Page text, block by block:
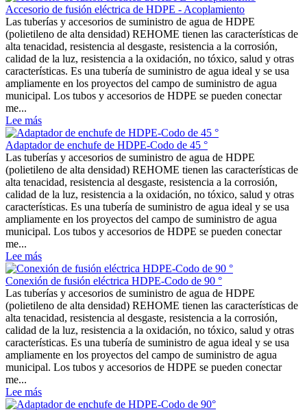
Accesorio de fusión eléctrica de HDPE - Acoplamiento
Las tuberías y accesorios de suministro de agua de HDPE
(polietileno de alta densidad) REHOME tienen las características de
alta tenacidad, resistencia al desgaste, resistencia a la corrosión,
calidad de la luz, resistencia a la oxidación, no tóxico, salud y otras
características. Es una tubería de suministro de agua ideal y se usa
ampliamente en los proyectos del campo de suministro de agua
municipal. Los tubos y accesorios de HDPE se pueden conectar
me...
Lee más
Adaptador de enchufe de HDPE-Codo de 45 °
Las tuberías y accesorios de suministro de agua de HDPE
(polietileno de alta densidad) REHOME tienen las características de
alta tenacidad, resistencia al desgaste, resistencia a la corrosión,
calidad de la luz, resistencia a la oxidación, no tóxico, salud y otras
características. Es una tubería de suministro de agua ideal y se usa
ampliamente en los proyectos del campo de suministro de agua
municipal. Los tubos y accesorios de HDPE se pueden conectar
me...
Lee más
Conexión de fusión eléctrica HDPE-Codo de 90 °
Las tuberías y accesorios de suministro de agua de HDPE
(polietileno de alta densidad) REHOME tienen las características de
alta tenacidad, resistencia al desgaste, resistencia a la corrosión,
calidad de la luz, resistencia a la oxidación, no tóxico, salud y otras
características. Es una tubería de suministro de agua ideal y se usa
ampliamente en los proyectos del campo de suministro de agua
municipal. Los tubos y accesorios de HDPE se pueden conectar
me...
Lee más